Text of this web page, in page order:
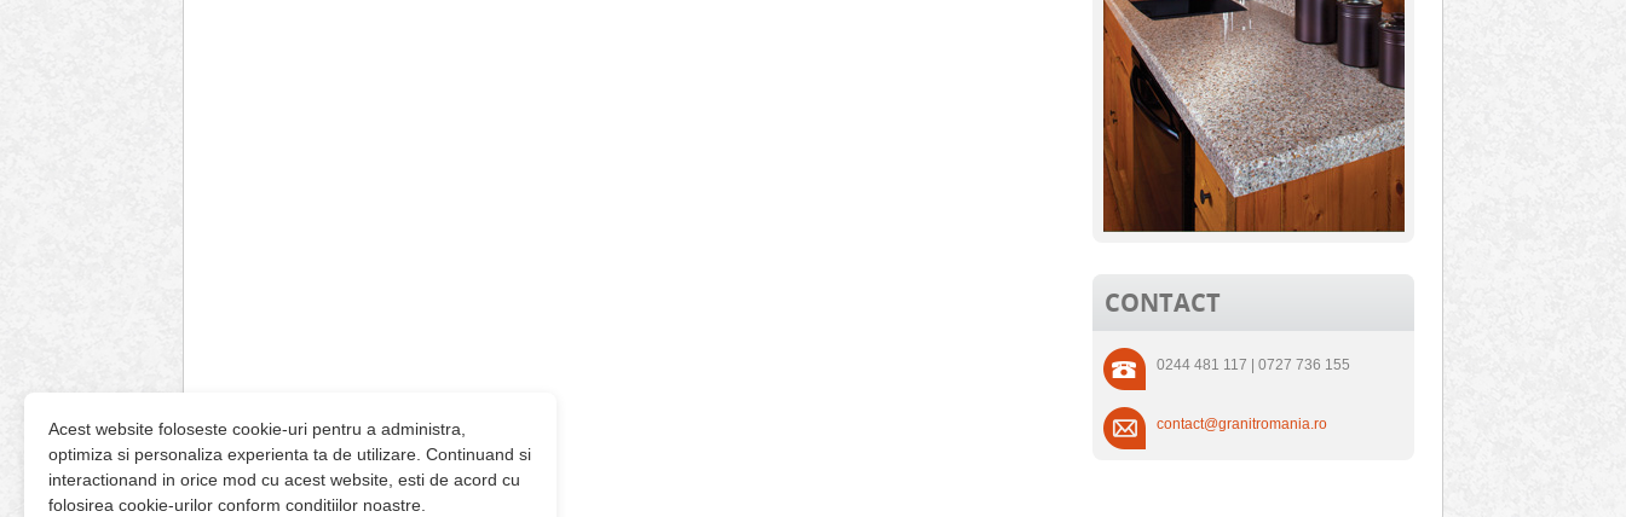
Acest website foloseste cookie-uri pentru a administra,
optimiza si personaliza experienta ta de utilizare. Continuand si
interactionand in orice mod cu acest website, esti de acord cu
folosirea cookie-urilor conform conditiilor noastre.
CONTACT
0244 481 117 | 0727 736 155
contact@granitromania.ro